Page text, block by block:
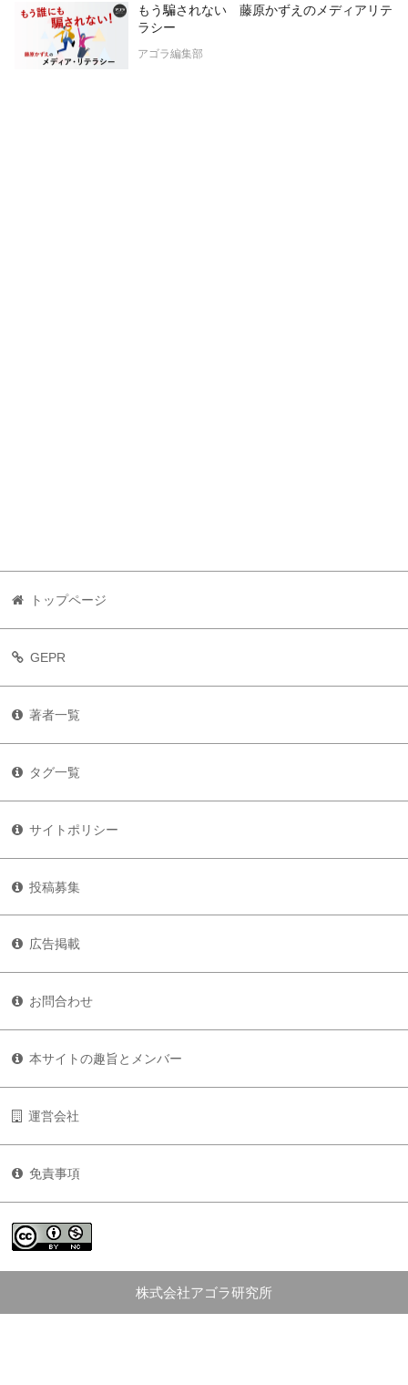
もう騙されない 藤原かずえのメディアリテ
ラシー
アゴラ編集部
トップページ
GEPR
著者一覧
タグ一覧
サイトポリシー
投稿募集
広告掲載
お問合わせ
本サイトの趣旨とメンバー
運営会社
免責事項
株式会社アゴラ研究所